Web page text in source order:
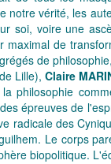
vérité, les
soi, voire une
de
de
Lille), Claire
philosophie
épreuves de
radicale des
Le corps
biopolitique.